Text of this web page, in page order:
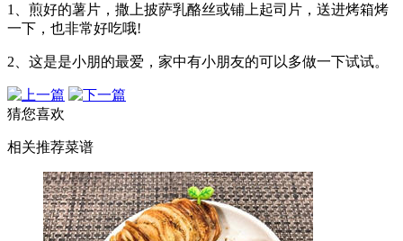
1、煎好的薯片，撒上披萨乳酪丝或铺上起司片，送进烤箱烤
一下，也非常好吃哦!
2、这是是小朋的最爱，家中有小朋友的可以多做一下试试。
猜您喜欢
相关推荐菜谱